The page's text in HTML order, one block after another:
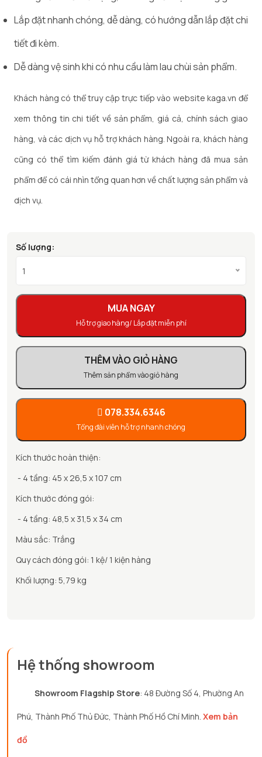
Lắp đặt nhanh chóng, dễ dàng, có hướng dẫn lắp đặt chi
tiết đi kèm.
Dễ dàng vệ sinh khi có nhu cầu làm lau chùi sản phẩm.
Khách hàng có thể truy cập trực tiếp vào website kaga.vn để
xem thông tin chi tiết về sản phẩm, giá cả, chính sách giao
hàng, và các dịch vụ hỗ trợ khách hàng. Ngoài ra, khách hàng
cũng có thể tìm kiếm đánh giá từ khách hàng đã mua sản
phẩm để có cái nhìn tổng quan hơn về chất lượng sản phẩm và
dịch vụ.
Số lượng:
1
MUA NGAY
Hỗ trợ giao hàng/ Lắp đặt miễn phí
THÊM VÀO GIỎ HÀNG
Thêm sản phẩm vào giỏ hàng
078.334.6346
Tổng đài viên hỗ trợ nhanh chóng
Kích thước hoàn thiện:
- 4 tầng: 45 x 26,5 x 107 cm
Kích thước đóng gói:
- 4 tầng: 48,5 x 31,5 x 34 cm
Màu sắc: Trắng
Quy cách đóng gói: 1 kệ/ 1 kiện hàng
Khối lượng: 5,79 kg
Hệ thống showroom
Showroom Flagship Store: 48 Đường Số 4, Phường An
Phú, Thành Phố Thủ Đức, Thành Phố Hồ Chí Minh. Xem bản
đồ